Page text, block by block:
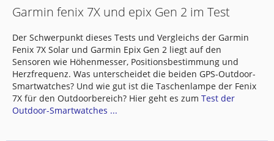
Garmin fenix 7X und epix Gen 2 im Test
Der Schwerpunkt dieses Tests und Vergleichs der Garmin
Fenix 7X Solar und Garmin Epix Gen 2 liegt auf den
Sensoren wie Höhenmesser, Positionsbestimmung und
Herzfrequenz. Was unterscheidet die beiden GPS-Outdoor-
Smartwatches? Und wie gut ist die Taschenlampe der Fenix
7X für den Outdoorbereich? Hier geht es zum Test der
Outdoor-Smartwatches ...